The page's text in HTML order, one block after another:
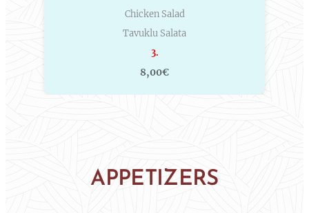
Chicken Salad
Tavuklu Salata
3.
8,00€
APPETIZERS